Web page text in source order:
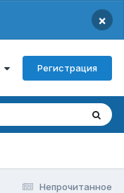
×
Регистрация
Непрочитанное